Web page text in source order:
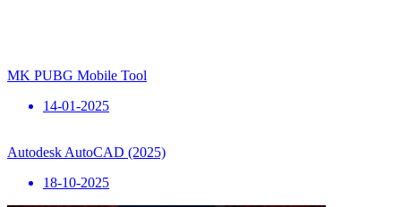
MK PUBG Mobile Tool
14-01-2025
Autodesk AutoCAD (2025)
18-10-2025